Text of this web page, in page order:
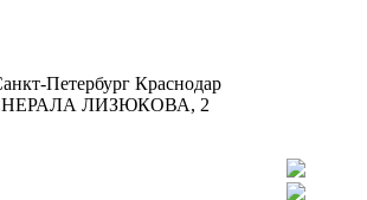
Петербург Краснодар
ЛИЗЮКОВА, 2